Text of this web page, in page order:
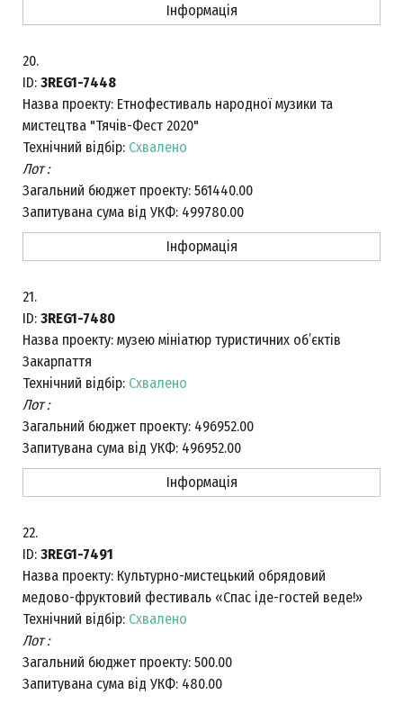
Інформація
20.
ID: 3REG1-7448
Назва проекту: Етнофестиваль народної музики та
мистецтва "Тячів-Фест 2020"
Технічний відбір: Схвалено
Лот :
Загальний бюджет проекту: 561440.00
Запитувана сума від УКФ: 499780.00
Інформація
21.
ID: 3REG1-7480
Назва проекту: музею мініатюр туристичних об’єктів
Закарпаття
Технічний відбір: Схвалено
Лот :
Загальний бюджет проекту: 496952.00
Запитувана сума від УКФ: 496952.00
Інформація
22.
ID: 3REG1-7491
Назва проекту: Культурно-мистецький обрядовий
медово-фруктовий фестиваль «Спас іде-гостей веде!»
Технічний відбір: Схвалено
Лот :
Загальний бюджет проекту: 500.00
Запитувана сума від УКФ: 480.00